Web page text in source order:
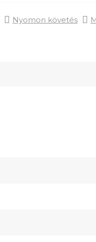
Nyomon követés